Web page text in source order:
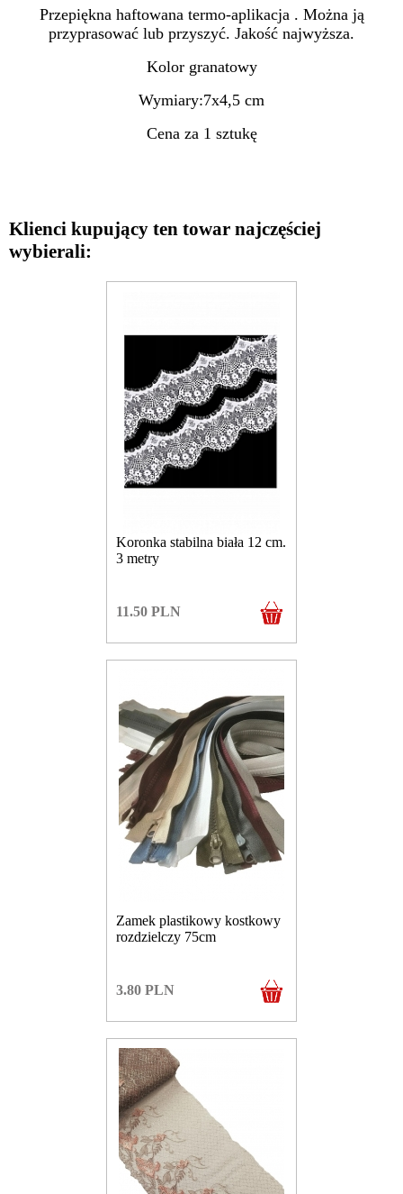
Przepiękna haftowana termo-aplikacja . Można ją
przyprasować lub przyszyć. Jakość najwyższa.
Kolor granatowy
Wymiary:7x4,5 cm
Cena za 1 sztukę
Klienci kupujący ten towar najczęściej
wybierali:
Koronka stabilna biała 12 cm.
3 metry
11.50 PLN
Zamek plastikowy kostkowy
rozdzielczy 75cm
3.80 PLN